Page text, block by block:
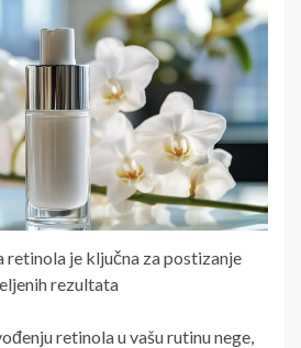
retinola je ključna za postizanje
rezultata
retinola u vašu rutinu nege,